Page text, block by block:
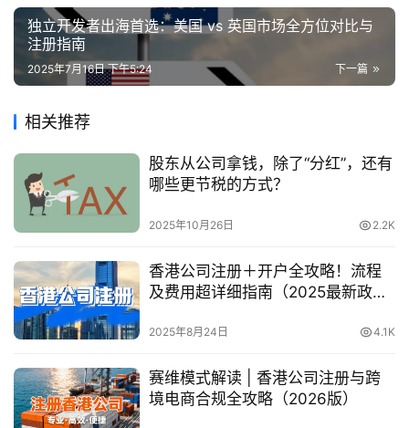
独立开发者出海首选：美国 vs 英国市场全方位对比与
注册指南
下一篇
2025年7月16日 下午5:24
相关推荐
股东从公司拿钱，除了“分红”，还有
哪些更节税的方式？
2025年10月26日 2.2K
香港公司注册＋开户全攻略！流程
及费用超详细指南（2025最新政策
2025年8月24日 4.1K
赛维模式解读 | 香港公司注册与跨
境电商合规全攻略（2026版）